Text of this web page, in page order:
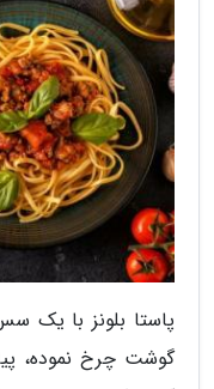
پاستا بلونز با
گوشت چرخ نموده،